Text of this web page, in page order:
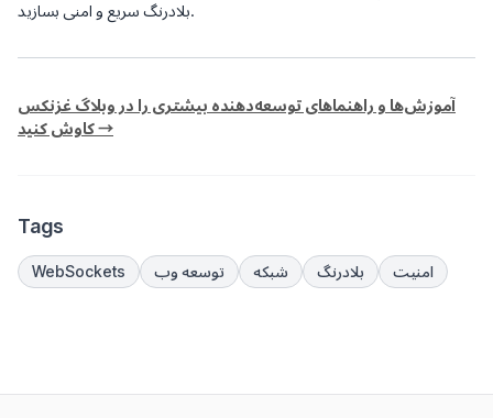
بلادرنگ سریع و امنی بسازید.
آموزش‌ها و راهنماهای توسعه‌دهنده بیشتری را در وبلاگ غزنکس
کاوش کنید →
Tags
WebSockets توسعه وب شبکه بلادرنگ امنیت